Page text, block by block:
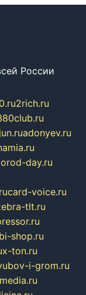
России
2rich.ru
adonyev.ru
day.ru
card-voice.ru
tlt.ru
shop.ru
x-ton.ru
i-grom.ru